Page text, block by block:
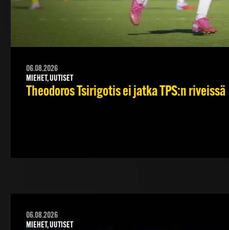
06.08.2026
MIEHET, UUTISET
Theodoros Tsirigotis ei jatka TPS:n riveissä
06.08.2026
MIEHET, UUTISET